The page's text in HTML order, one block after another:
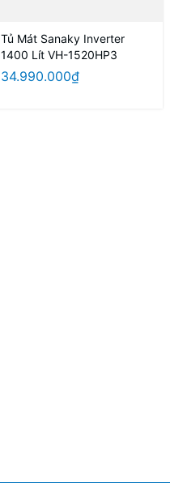
Tủ Mát Sanaky Inverter
1400 Lít VH-1520HP3
34.990.000₫